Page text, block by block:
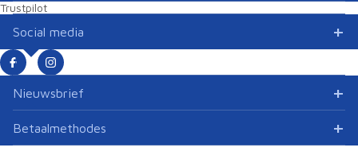
Trustpilot
Social media
Nieuwsbrief
Betaalmethodes